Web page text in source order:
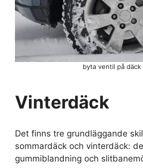
Vinterdäck
Det finns tre grundläggande
sommardäck och vinterdäck:
gummiblandning och
byta ventil på däck